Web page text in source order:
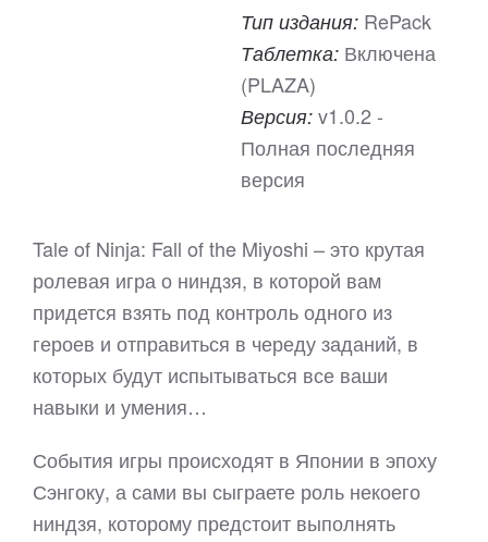
Тип издания: RePack
Таблетка: Включена
(PLAZA)
Версия: v1.0.2 -
Полная последняя
версия
Tale of Ninja: Fall of the Miyoshi – это крутая
ролевая игра о ниндзя, в которой вам
придется взять под контроль одного из
героев и отправиться в череду заданий, в
которых будут испытываться все ваши
навыки и умения…
События игры происходят в Японии в эпоху
Сэнгоку, а сами вы сыграете роль некоего
ниндзя, которому предстоит выполнять